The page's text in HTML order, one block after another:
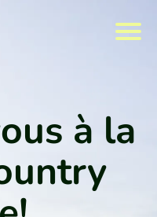
à la